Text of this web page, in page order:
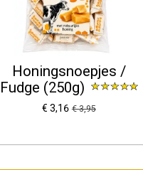
Honingsnoepjes /
Fudge (250g)
€ 3,16 € 3,95